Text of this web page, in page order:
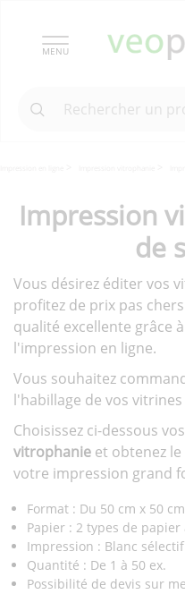
MENU
Impression
de
Vous désirez éditer vos
profitez de prix pas
qualité excellente grâce
l'impression en ligne.
Vous souhaitez
l'habillage de vos vitrines
Choisissez ci-dessous
vitrophanie et obtenez
votre impression grand
Format : Du 50 cm x 50
Papier : 2 types de papier
Impression : Blanc
Quantité : De 1 à 50 ex.
Possibilité de devis sur